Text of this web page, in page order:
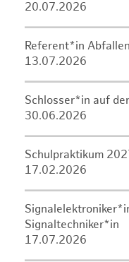
20.07.2026
Referent*in
13.07.2026
Schlosser*in auf
30.06.2026
Schulpraktikum
17.02.2026
Signaltechniker*in
17.07.2026